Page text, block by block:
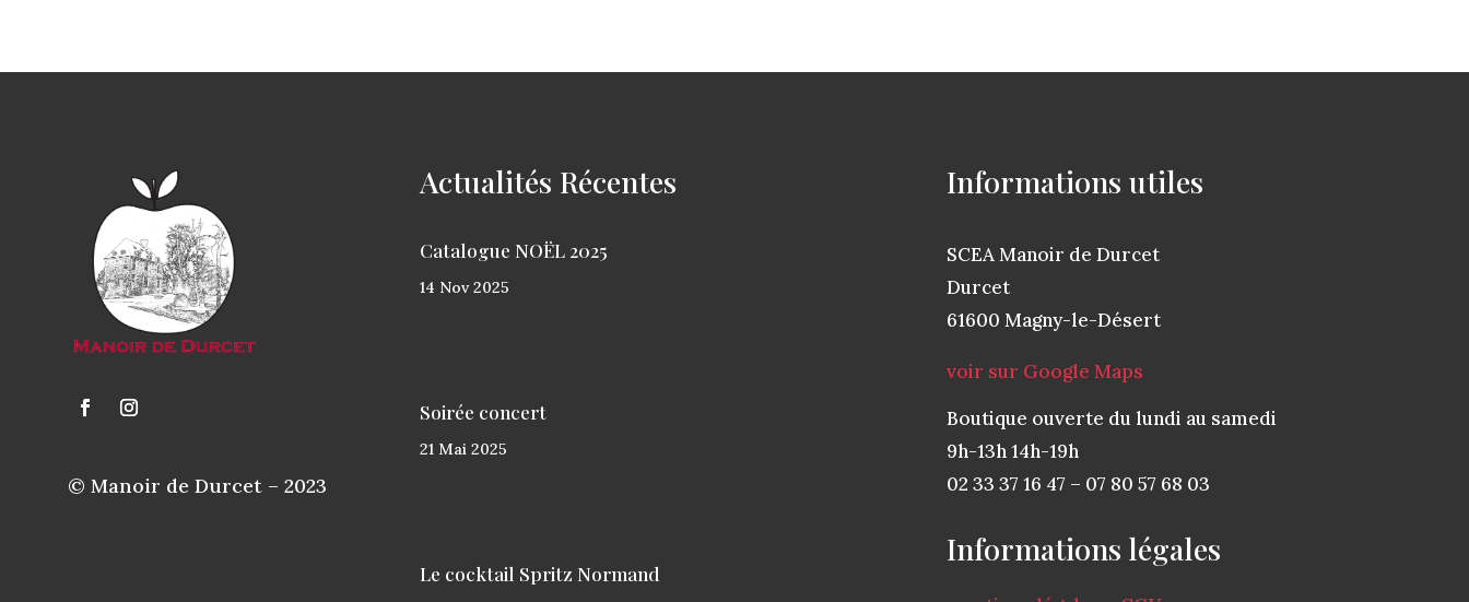
© Manoir de Durcet – 2023
Actualités Récentes
Catalogue NOËL 2025
14 Nov2025
Soirée concert
21 Mai2025
Le cocktail Spritz Normand
Informations utiles
SCEA Manoir de Durcet
Durcet
61600 Magny-le-Désert
voir sur Google Maps
Boutique ouverte du lundi au samedi
9h-13h 14h-19h
02 33 37 16 47 – 07 80 57 68 03
Informations légales